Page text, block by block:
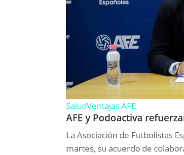
SaludVentajas AFE
AFE y Podoactiva
La Asociación de Futbolistas
martes, su acuerdo de